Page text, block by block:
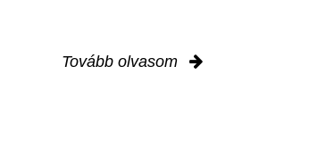
Tovább olvasom